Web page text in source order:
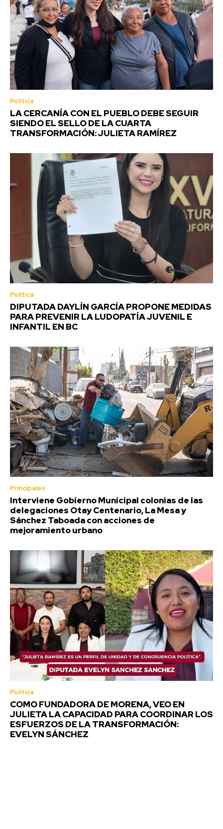
Política
LA CERCANÍA CON EL PUEBLO DEBE SEGUIR
SIENDO EL SELLO DE LA CUARTA
TRANSFORMACIÓN: JULIETA RAMÍREZ
Política
DIPUTADA DAYLÍN GARCÍA PROPONE MEDIDAS
PARA PREVENIR LA LUDOPATÍA JUVENIL E
INFANTIL EN BC
Principales
Interviene Gobierno Municipal colonias de las
delegaciones Otay Centenario, La Mesa y
Sánchez Taboada con acciones de
mejoramiento urbano
Política
COMO FUNDADORA DE MORENA, VEO EN
JULIETA LA CAPACIDAD PARA COORDINAR LOS
ESFUERZOS DE LA TRANSFORMACIÓN:
EVELYN SÁNCHEZ